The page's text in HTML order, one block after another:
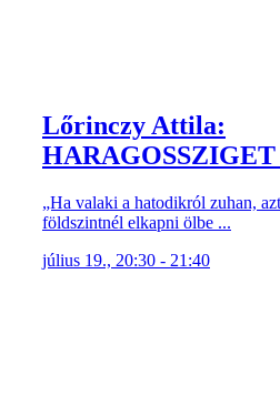
Lőrinczy Attila:
„Ha valaki a hatodikról zuhan,
földszintnél elkapni ölbe ...
július 19., 20:30 - 21:40